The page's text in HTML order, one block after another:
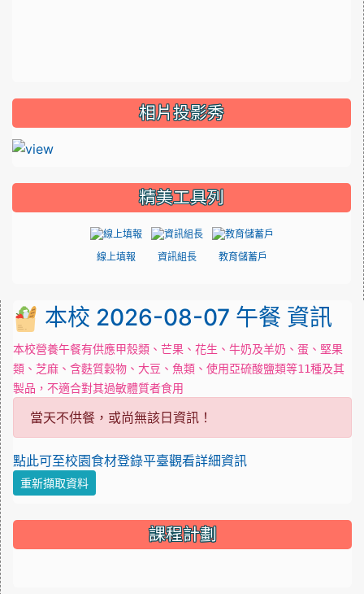
相片投影秀
精美工具列
線上填報 資訊組長 教育儲蓄戶
本校 2026-08-07 午餐 資訊
本校營養午餐有供應甲殼類、芒果、花生、牛奶及羊奶、蛋、堅果
類、芝麻、含麩質穀物、大豆、魚類、使用亞硫酸鹽類等11種及其
製品，不適合對其過敏體質者食用
當天不供餐，或尚無該日資訊！
點此可至校園食材登錄平臺觀看詳細資訊
重新擷取資料
課程計劃